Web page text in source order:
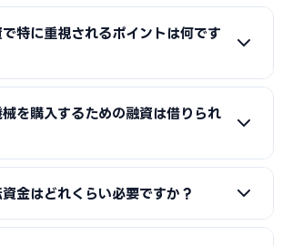
。個人事業主として申請でき、最大3,000
能です。施工経験10年以上・保有資格があ
特に重視されるポイントは何です
10年以上で有利）、保有資格（施工管理
、受注見込みの根拠書類（内示書・確認
を購入するための融資は借りられ
として融資対象です。メーカー・販売店の
い。中古機械の場合は価値評価書の添付が
金はどれくらい必要ですか？